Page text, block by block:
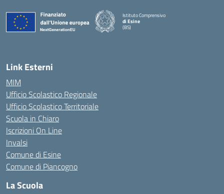
Istituto Comprensivo
di Esine
(BS)
Link Esterni
MIM
Ufficio Scolastico Regionale
Ufficio Scolastico Territoriale
Scuola in Chiaro
Iscrizioni On Line
Invalsi
Comune di Esine
Comune di Piancogno
La Scuola